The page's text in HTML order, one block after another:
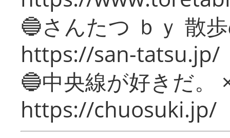
🔵さんたつ ｂｙ 散
https://san-tatsu.jp/
🔵中央線が好きだ。
https://chuosuki.jp/